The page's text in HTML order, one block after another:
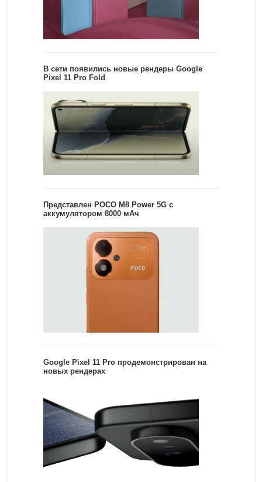
В сети появились новые рендеры Google
Pixel 11 Pro Fold
Представлен POCO M8 Power 5G с
аккумулятором 8000 мАч
Google Pixel 11 Pro продемонстрирован на
новых рендерах